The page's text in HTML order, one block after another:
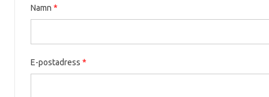
Namn *
E-postadress *